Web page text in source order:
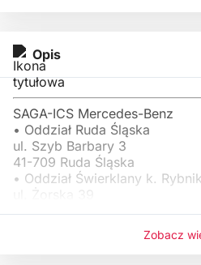
Opis
SAGA-ICS Mercedes-Benz
• Oddział Ruda Śląska
ul. Szyb Barbary 3
41-709 Ruda Śląska
• Oddział Świerklany k.
44-266 Świerklany
Zobacz